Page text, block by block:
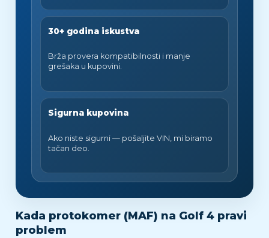
30+ godina iskustva
Brža provera kompatibilnosti i manje
grešaka u kupovini.
Sigurna kupovina
Ako niste sigurni — pošaljite VIN, mi biramo
tačan deo.
Kada protokomer (MAF) na Golf 4 pravi
problem